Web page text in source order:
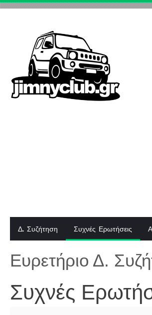
Δ. Συζήτηση Συχνές Ερωτήσεις
Ευρετήριο Δ.
Συχνές